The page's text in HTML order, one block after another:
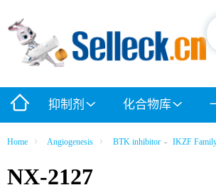
抑制剂 化合物库
Home Angiogenesis BTK inhibitor - IKZF
NX-2127